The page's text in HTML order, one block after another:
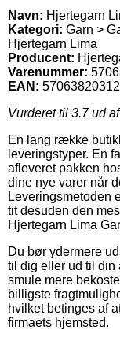
Navn: Hjertegarn
Kategori: Garn >
Hjertegarn Lima
Producent:
Varenummer:
EAN:
Vurderet til 3.7ud af
En lang række
leveringstyper. En
afleveret pakken
dine nye varer når
Leveringsmetoden
tit desuden den
Hjertegarn Lima
Du bør ydermere
til dig eller ud til din
smule mere
billigste
hvilket betinges af
firmaets hjemsted.